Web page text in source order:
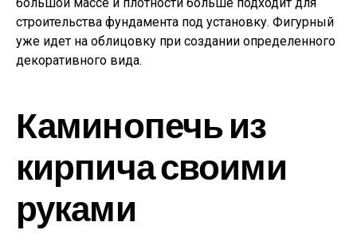
строительства фундамента под установку. Фигурный
уже идет на облицовку при создании определенного
декоративного вида.
Каминопечь из
кирпича своими
руками